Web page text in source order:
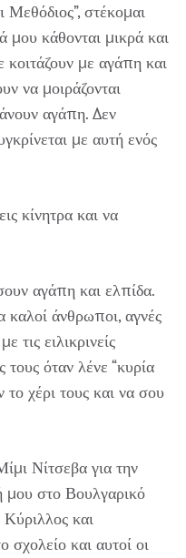
Μεθόδιος”, στέκομαι
κάθονται μικρά και
κοιτάζουν με αγάπη και
να μοιράζονται
αγάπη. Δεν
με αυτή ενός
κίνητρα και να
αγάπη και ελπίδα.
άνθρωποι, αγνές
τις ειλικρινείς
τους όταν λένε “κυρία
χέρι τους και να σου
Νίτσεβα για την
μου στο Βουλγαρικό
Κύριλλος και
και αυτοί οι